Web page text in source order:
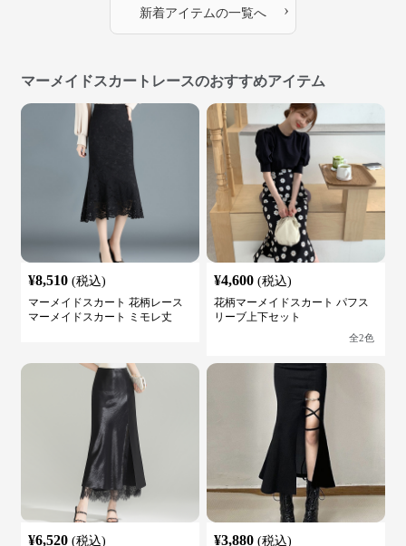
新着アイテムの一覧へ ›
マーメイドスカートレースのおすすめアイテム
¥8,510 (税込)
マーメイドスカート 花柄レース
マーメイドスカート ミモレ丈
¥4,600 (税込)
花柄マーメイドスカート パフス
リーブ上下セット
全2色
¥6,520 (税込) ¥3,880 (税込)